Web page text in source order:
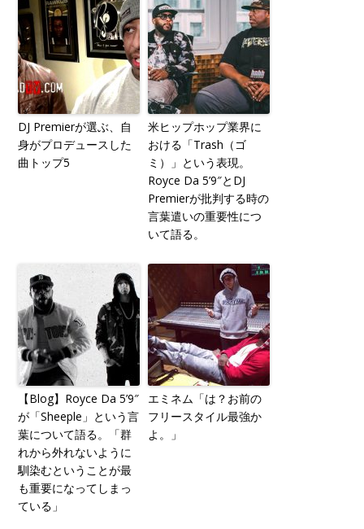
DJ Premierが選ぶ、自
身がプロデュースした
曲トップ5
米ヒップホップ業界に
おける「Trash（ゴ
ミ）」という表現。
Royce Da 5’9″とDJ
Premierが批判する時の
言葉遣いの重要性につ
いて語る。
【Blog】Royce Da 5’9″
が「Sheeple」という言
葉について語る。「群
れから外れないように
馴染むということが最
も重要になってしまっ
ている」
エミネム「は？お前の
フリースタイル最強か
よ。」